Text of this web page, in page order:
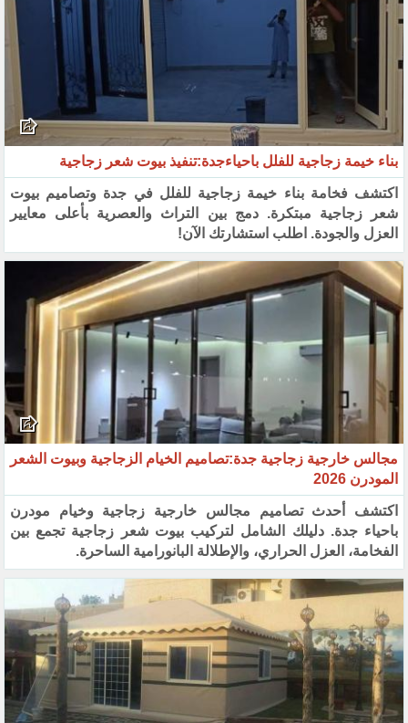
بناء خيمة زجاجية للفلل باحياءجدة:تنفيذ بيوت شعر زجاجية
اكتشف فخامة بناء خيمة زجاجية للفلل في جدة وتصاميم بيوت
شعر زجاجية مبتكرة. دمج بين التراث والعصرية بأعلى معايير
العزل والجودة. اطلب استشارتك الآن!
مجالس خارجية زجاجية جدة:تصاميم الخيام الزجاجية وبيوت الشعر
المودرن 2026
اكتشف أحدث تصاميم مجالس خارجية زجاجية وخيام مودرن
باحياء جدة. دليلك الشامل لتركيب بيوت شعر زجاجية تجمع بين
الفخامة، العزل الحراري، والإطلالة البانورامية الساحرة.